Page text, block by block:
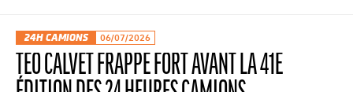
24H CAMIONS 06/07/2026
TÉO CALVET FRAPPE FORT AVANT LA 41E